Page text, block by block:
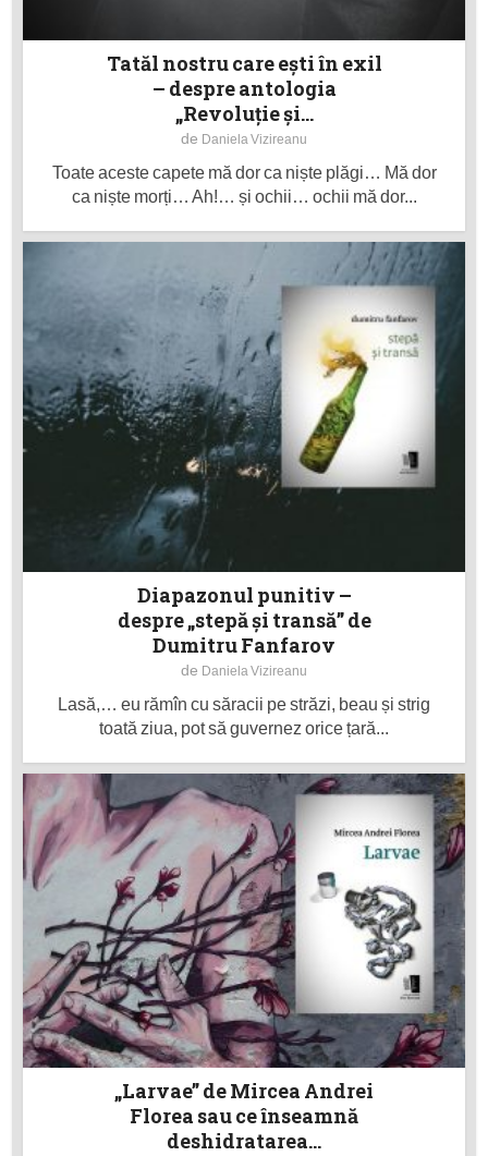
Tatăl nostru care ești în exil
– despre antologia
„Revoluție și...
de Daniela Vizireanu
Toate aceste capete mă dor ca niște plăgi… Mă dor
ca niște morți… Ah!… și ochii… ochii mă dor...
Diapazonul punitiv –
despre „stepă și transă” de
Dumitru Fanfarov
de Daniela Vizireanu
Lasă,… eu rămîn cu săracii pe străzi, beau și strig
toată ziua, pot să guvernez orice țară...
„Larvae” de Mircea Andrei
Florea sau ce înseamnă
deshidratarea...